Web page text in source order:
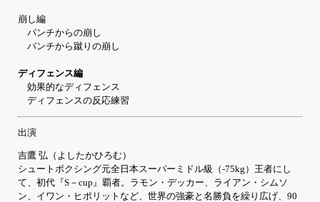
崩し編
パンチからの崩し
パンチから蹴りの崩し
ディフェンス編
効果的なディフェンス
ディフェンスの反応練習
出演
吉鷹 弘（よしたかひろむ）
シュートボクシング元全日本スーパーミドル級（-75kg）王者にし
て、初代『S－cup』覇者。ラモン・デッカー、ライアン・シムソ
ン、イワン・ヒポリットなど、世界の強豪と名勝負を繰り広げ、90